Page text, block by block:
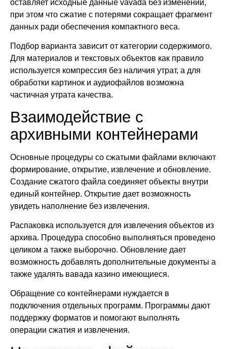
оставляет исходные данные vavada без изменений,
при этом что сжатие с потерями сокращает фрагмент
данных ради обеспечения компактного веса.
Подбор варианта зависит от категории содержимого.
Для материалов и текстовых объектов как правило
используется компрессия без наличия утрат, а для
обработки картинок и аудиофайлов возможна
частичная утрата качества.
Взаимодействие с
архивными контейнерами
Основные процедуры со сжатыми файлами включают
формирование, открытие, извлечение и обновление.
Создание сжатого файла соединяет объекты внутри
единый контейнер. Открытие дает возможность
увидеть наполнение без извлечения.
Распаковка используется для извлечения объектов из
архива. Процедура способно выполняться проведено
целиком а также выборочно. Обновление дает
возможность добавлять дополнительные документы а
также удалять вавада казино имеющиеся.
Обращение со контейнерами нуждается в
подключения отдельных программ. Программы дают
поддержку форматов и помогают выполнять
операции сжатия и извлечения.